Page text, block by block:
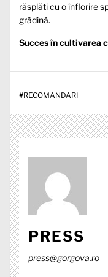
răsplăti cu o înflorire
grădină.
Succes în cultivarea
#RECOMANDARI
PRESS
press@gorgova.ro